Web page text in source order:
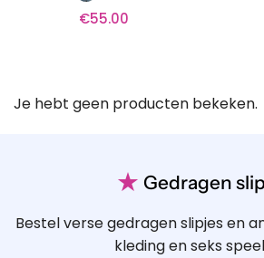
€55.00
Je hebt geen producten bekeken.
★ Gedragen
Bestel verse gedragen slipjes en
kleding en seks